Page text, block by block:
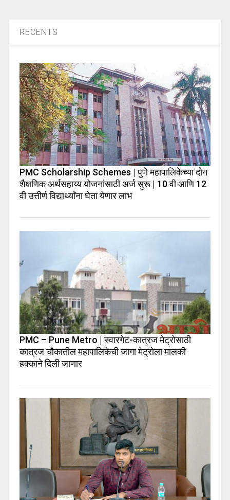
RECENTS
PMC Scholarship Schemes | पुणे महापालिकेच्या दोन
शैक्षणिक अर्थसहाय्य योजनांसाठी अर्ज सुरू | 10 वी आणि 12
वी उत्तीर्ण विद्यार्थ्यांना घेता येणार लाभ
PMC – Pune Metro | स्वारगेट-कात्रज मेट्रोसाठी
कात्रज चौकातील महापालिकेची जागा मेट्रोला मालकी
हक्काने दिली जाणार